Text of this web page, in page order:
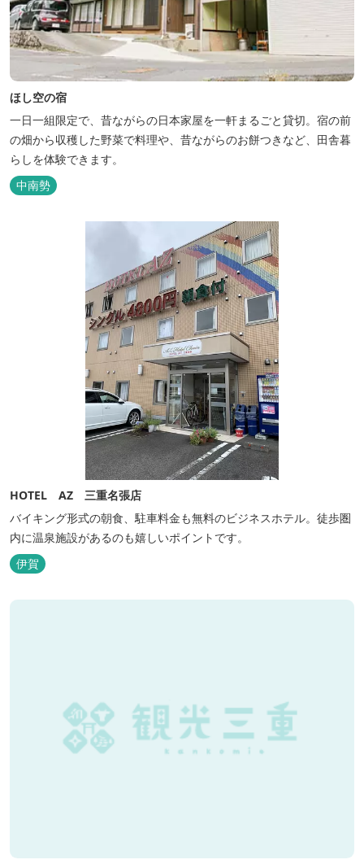
ほし空の宿
一日一組限定で、昔ながらの日本家屋を一軒まるごと貸切。宿の前
の畑から収穫した野菜で料理や、昔ながらのお餅つきなど、田舎暮
らしを体験できます。
中南勢
HOTEL AZ 三重名張店
バイキング形式の朝食、駐車料金も無料のビジネスホテル。徒歩圏
内に温泉施設があるのも嬉しいポイントです。
伊賀